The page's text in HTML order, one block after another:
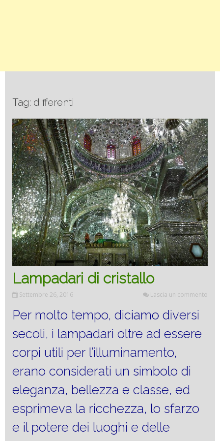
Tag: differenti
Lampadari di cristallo
Settembre 26, 2016 Lascia un commento
Per molto tempo, diciamo diversi
secoli, i lampadari oltre ad essere
corpi utili per l’illuminamento,
erano considerati un simbolo di
eleganza, bellezza e classe, ed
esprimeva la ricchezza, lo sfarzo
e il potere dei luoghi e delle